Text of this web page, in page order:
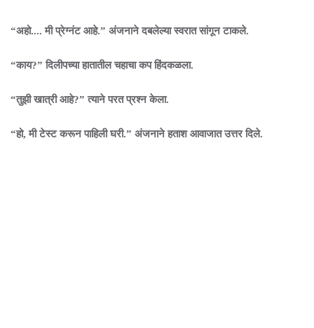
“अहो.... मी प्रेग्नंट आहे.” अंजनाने दबलेल्या स्वरात सांगून टाकले.
“काय?” दिलीपच्या हातातील चहाचा कप हिंदकळला.
“तुझी खात्री आहे?” त्याने परत प्रश्न केला.
“हो, मी टेस्ट करून पाहिली घरी.” अंजनाने हताश आवाजात उत्तर दिले.